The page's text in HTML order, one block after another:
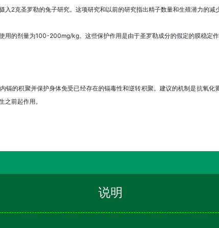
2克圣罗勒的兔子研究。这项研究和以前的研究指出精子数量和生殖潜力的减
用的剂量为100-200mg/kg。这些保护作用是由于圣罗勒成分的假定的膜稳定作
镉的积聚并保护身体免受已经存在的镉毒性和逆转积聚。建议的机制是抗氧
之前起作用。
说明